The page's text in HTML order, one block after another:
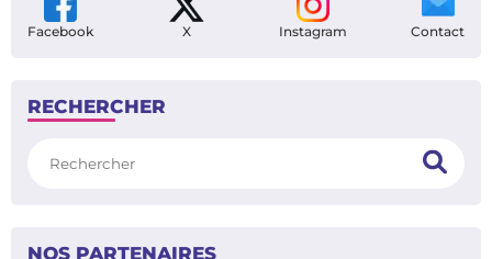
Facebook X Instagram Contact
RECHERCHER
NOS PARTENAIRES